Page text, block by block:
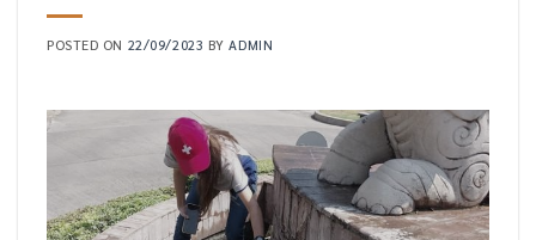
POSTED ON 22/09/2023 BYADMIN